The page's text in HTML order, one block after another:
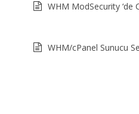
WHM ModSecurity ‘de
WHM/cPanel Sunucu